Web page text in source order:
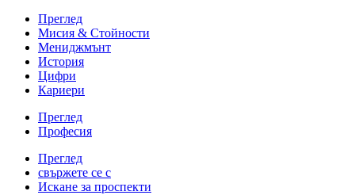
Преглед
Мисия & Стойности
Мениджмънт
История
Цифри
Кариери
Преглед
Професия
Преглед
свържете се с
Искане за проспекти